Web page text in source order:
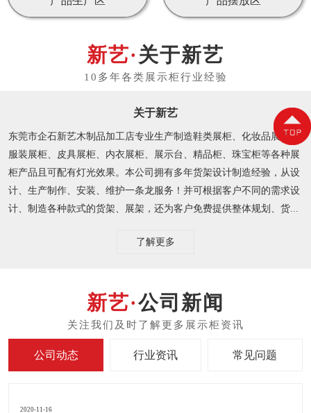
关于新艺
关于新艺
东莞市企石新艺木制品加工店专业生产制造鞋类展柜、化妆品展柜、
服装展柜、皮具展柜、内衣展柜、展示台、精品柜、珠宝柜等各种展
柜产品且可配有灯光效果。本公司拥有多年货架设计制造经验，从设
计、生产制作、安装、维护一条龙服务！并可根据客户不同的需求设
计、制造各种款式的货架、展架，还为客户免费提供整体规划、货...
了解更多
公司新闻
公司动态 行业资讯 常见问题
2020-11-16